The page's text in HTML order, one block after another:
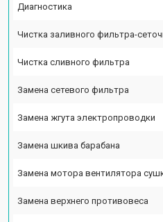
Диагностика
Чистка заливного фильтра-
Чистка сливного фильтра
Замена сетевого фильтра
Замена жгута электропроводки
Замена шкива барабана
Замена мотора вентилятора
Замена верхнего противовеса